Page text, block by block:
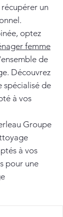
un
optez
femme
de
Découvrez
spécialisé de
à vos
Groupe
à vos
pour une